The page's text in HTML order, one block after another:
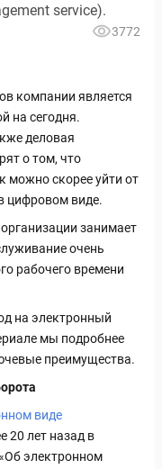
service).
3772
компании является
на сегодня.
деловая
о том, что
скорее уйти от
цифровом виде.
занимает
очень
рабочего времени
на электронный
мы подробнее
преимущества.
виде
20 лет назад в
электронном